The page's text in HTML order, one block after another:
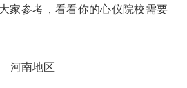
家参考，看看你的心仪院校需要
河南地区